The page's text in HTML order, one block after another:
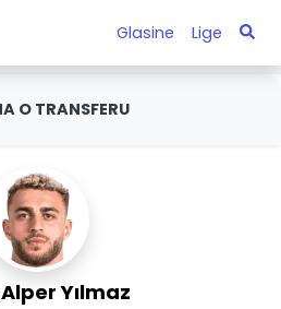
Glasine Lige
O TRANSFERU
Yılmaz